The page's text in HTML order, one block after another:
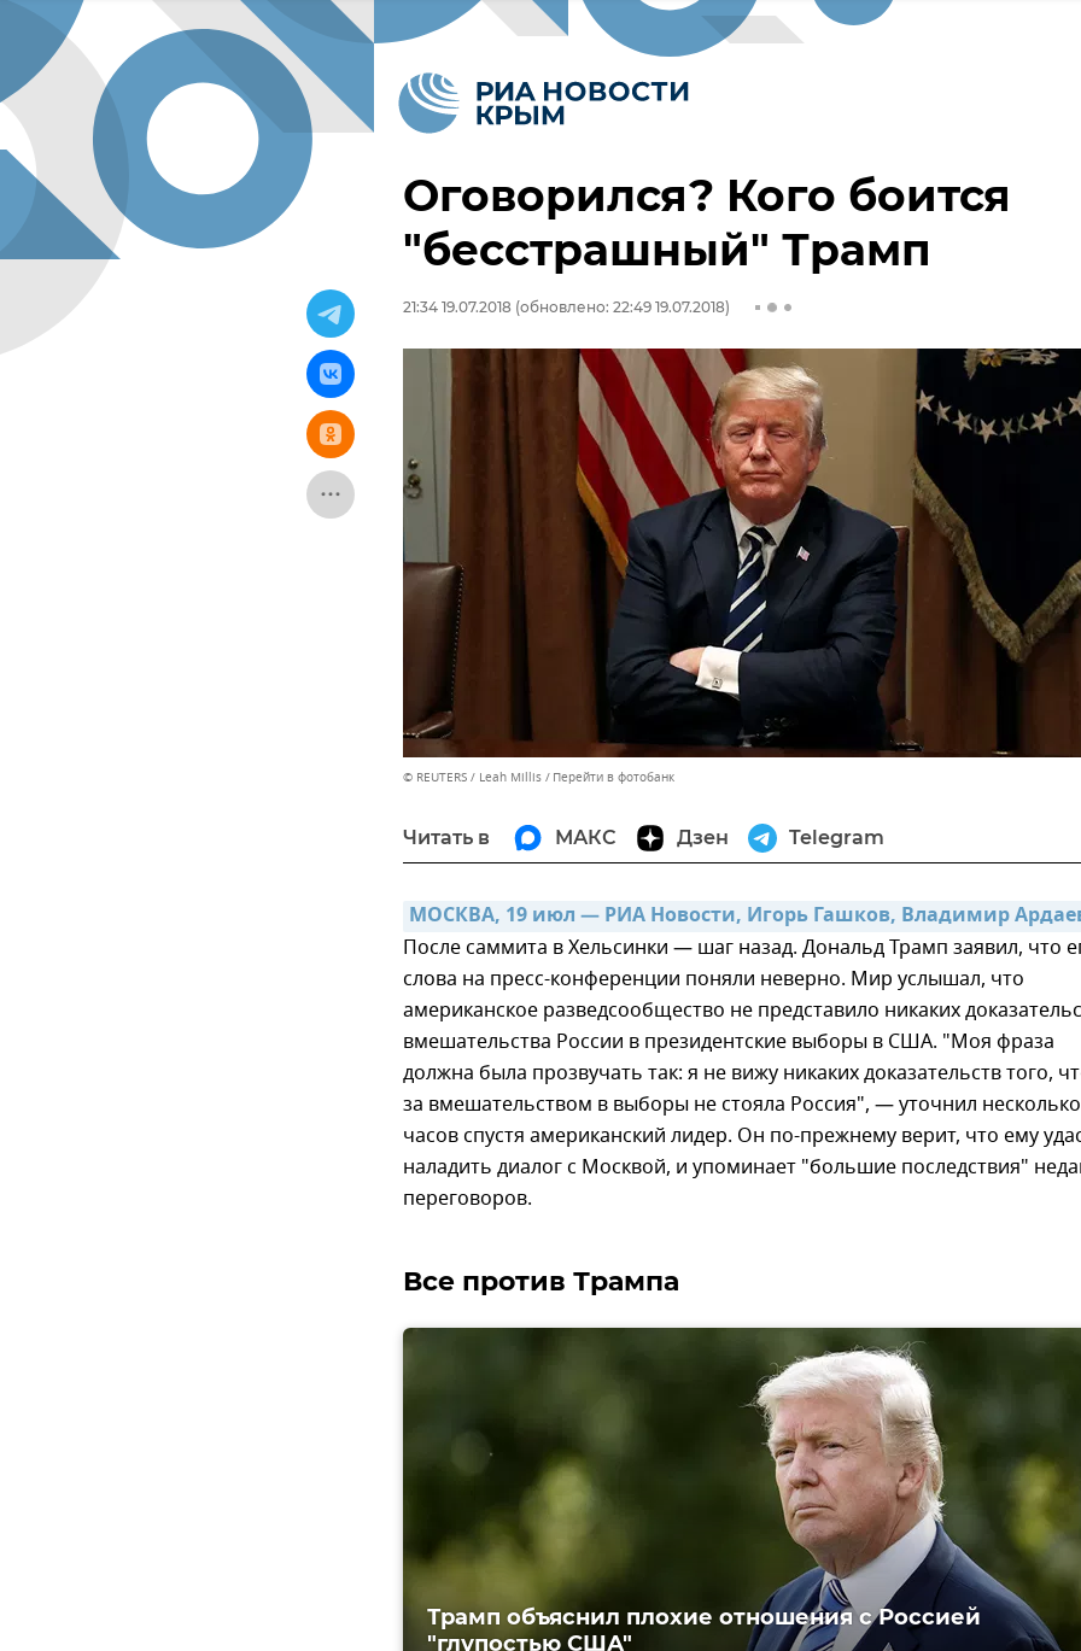
Оговорился? Кого боится
"бесстрашный" Трамп
21:34 19.07.2018 (обновлено: 22:49 19.07.2018)
© REUTERS / Leah Millis Перейти в фотобанк
Читать в МАКС Дзен Telegram
МОСКВА, 19 июл — РИА Новости, Игорь Гашков, Владимир
После саммита в Хельсинки — шаг назад. Дональд Трамп заявил, что
слова на пресс-конференции поняли неверно. Мир услышал, что
американское разведсообщество не представило никаких
вмешательства России в президентские выборы в США. "Моя фраза
должна была прозвучать так: я не вижу никаких доказательств того,
за вмешательством в выборы не стояла Россия", — уточнил несколько
часов спустя американский лидер. Он по-прежнему верит, что ему
наладить диалог с Москвой, и упоминает "большие последствия"
переговоров.
Все против Трампа
Трамп объяснил плохие отношения с Россией
"глупостью США"